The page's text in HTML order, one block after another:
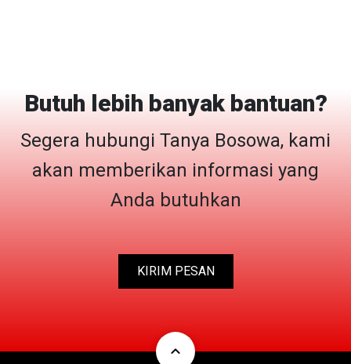
Butuh lebih banyak bantuan?
Segera hubungi Tanya Bosowa, kami
akan memberikan informasi yang
Anda butuhkan
KIRIM PESAN
expand_less